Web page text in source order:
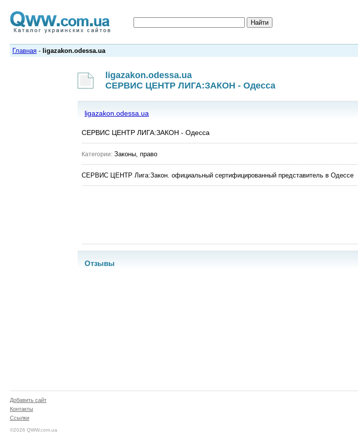
Главная - ligazakon.odessa.ua
ligazakon.odessa.ua
СЕРВИС ЦЕНТР ЛИГА:ЗАКОН - Одесса
ligazakon.odessa.ua
СЕРВИС ЦЕНТР ЛИГА:ЗАКОН - Одесса
Категории: Законы, право
СЕРВИС ЦЕНТР Лига:Закон. официальный сертифицированный представитель в Одессе
Отзывы
Добавить сайт
Контакты
Ссылки
©2026 QWW.com.ua